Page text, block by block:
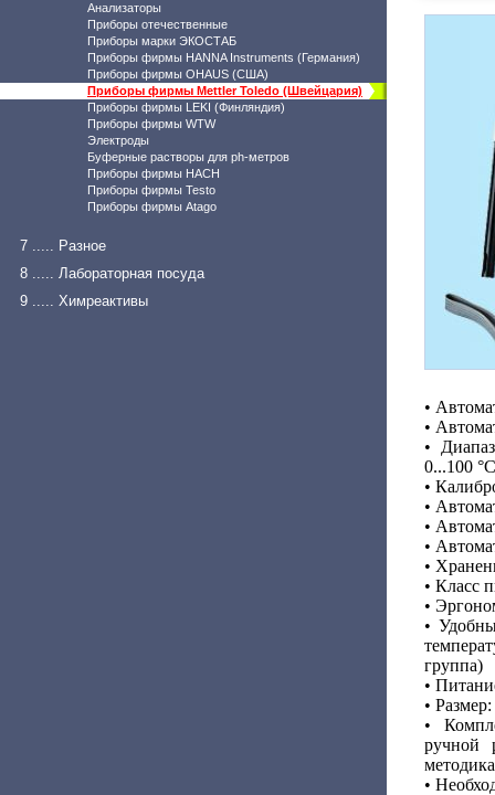
Анализаторы
Приборы отечественные
Приборы марки ЭКОСТАБ
Приборы фирмы HANNA Instruments (Германия)
Приборы фирмы OHAUS (США)
Приборы фирмы Mettler Toledo (Швейцария)
Приборы фирмы LEKI (Финляндия)
Приборы фирмы WTW
Электроды
Буферные растворы для ph-метров
Приборы фирмы HACH
Приборы фирмы Testo
Приборы фирмы Atago
7 ..... Разное
8 ..... Лабораторная посуда
9 ..... Химреактивы
•
•
•
0...100
•
•
•
•
•
• Класс
•
•
группа)
•
•
•
ручной
•